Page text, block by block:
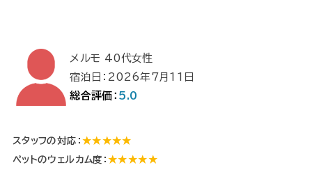
メルモ 40代女性
宿泊日：2026年7月11日
総合評価： 5.0
スタッフの対応： ★★★★★
ペットのウェルカム度：★★★★★